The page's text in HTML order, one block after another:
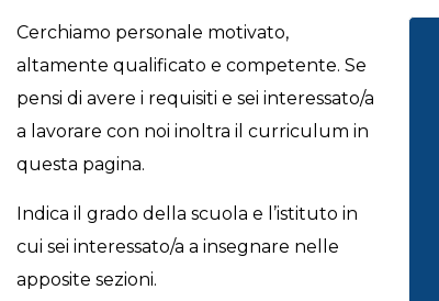
Cerchiamo personale motivato,
altamente qualificato e competente. Se
pensi di avere i requisiti e sei interessato/a
a lavorare con noi inoltra il curriculum in
questa pagina.
Indica il grado della scuola e l’istituto in
cui sei interessato/a a insegnare nelle
apposite sezioni.